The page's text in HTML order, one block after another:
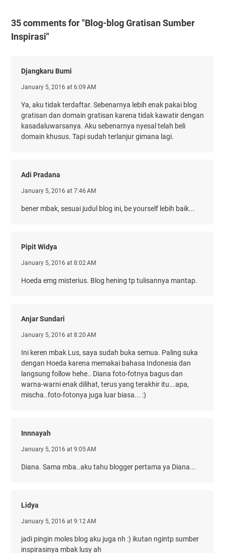
35 comments for "Blog-blog Gratisan Sumber
Inspirasi"
Djangkaru Bumi
January 5, 2016 at 6:09 AM
Ya, aku tidak terdaftar. Sebenarnya lebih enak pakai blog
gratisan dan domain gratisan karena tidak kawatir dengan
kasadaluwarsanya. Aku sebenarnya nyesal telah beli
domain khusus. Tapi sudah terlanjur gimana lagi.
Adi Pradana
January 5, 2016 at 7:46 AM
bener mbak, sesuai judul blog ini, be yourself lebih baik...
Pipit Widya
January 5, 2016 at 8:02 AM
Hoeda emg misterius. Blog hening tp tulisannya mantap.
Anjar Sundari
January 5, 2016 at 8:20 AM
Ini keren mbak Lus, saya sudah buka semua. Paling suka
dengan Hoeda karena memakai bahasa Indonesia dan
langsung follow hehe.. Diana foto-fotnya bagus dan
warna-warni enak dilihat, terus yang terakhir itu...apa,
mischa..foto-fotonya juga luar biasa... :)
Innnayah
January 5, 2016 at 9:05 AM
Diana. Sama mba..aku tahu blogger pertama ya Diana...
Lidya
January 5, 2016 at 9:12 AM
jadi pingin moles blog aku juga nh :) ikutan ngintp sumber
inspirasinya mbak lusy ah